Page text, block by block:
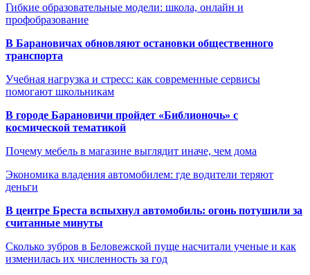
Гибкие образовательные модели: школа, онлайн и
профобразование
В Барановичах обновляют остановки общественного
транспорта
Учебная нагрузка и стресс: как современные сервисы
помогают школьникам
В городе Барановичи пройдет «Библионочь» с
космической тематикой
Почему мебель в магазине выглядит иначе, чем дома
Экономика владения автомобилем: где водители теряют
деньги
В центре Бреста вспыхнул автомобиль: огонь потушили за
считанные минуты
Сколько зубров в Беловежской пуще насчитали ученые и как
изменилась их численность за год